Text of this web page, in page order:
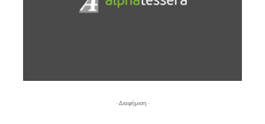
- Διαφήμιση -